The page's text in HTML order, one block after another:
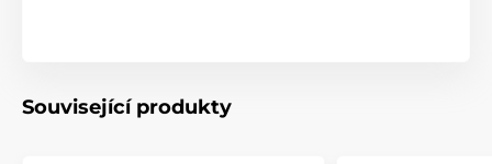
Související produkty